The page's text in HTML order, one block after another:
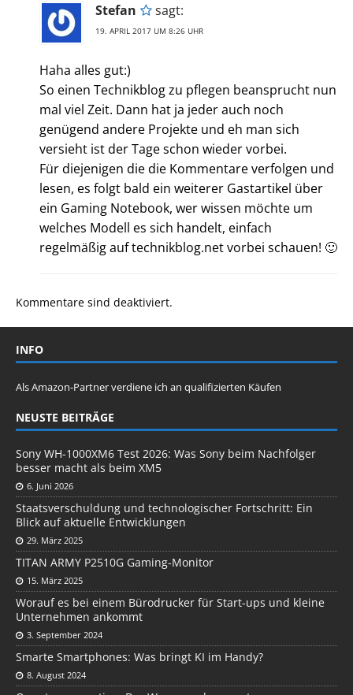
Stefan sagt:
19. APRIL 2017 UM 8:26 UHR
Haha alles gut:)
So einen Technikblog zu pflegen beansprucht nun
mal viel Zeit. Dann hat ja jeder auch noch
genügend andere Projekte und eh man sich
versieht ist der Tage schon wieder vorbei.
Für diejenigen die die Kommentare verfolgen und
lesen, es folgt bald ein weiterer Gastartikel über
ein Gaming Notebook, wer wissen möchte um
welches Modell es sich handelt, einfach
regelmäßig auf technikblog.net vorbei schauen! 🙂
Kommentare sind deaktiviert.
INFO
Als Amazon-Partner verdiene ich an qualifizierten Käufen
NEUSTE BEITRÄGE
Sony WH-1000XM6 Test 2026: Was Sony beim Nachfolger
besser macht als beim XM5
6. Juni 2026
Staatsverschuldung und technologischer Fortschritt: Ein
Blick auf aktuelle Entwicklungen
29. März 2025
TITAN ARMY P2510G Gaming-Monitor
15. März 2025
Worauf es bei einem Bürodrucker für Start-ups und kleine
Unternehmen ankommt
3. September 2024
Smarte Smartphones: Was bringt KI im Handy?
8. August 2024